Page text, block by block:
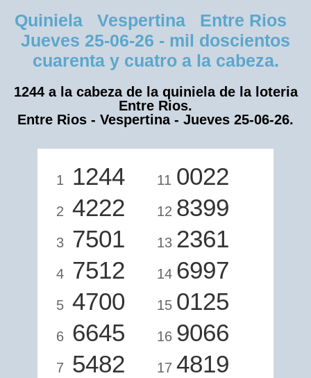
Quiniela Vespertina Entre Rios
Jueves 25-06-26 - mil doscientos
cuarenta y cuatro a la cabeza.
1244 a la cabeza de la quiniela de la loteria
Entre Rios.
Entre Rios - Vespertina - Jueves 25-06-26.
1 1244
2 4222
3 7501
4 7512
5 4700
6 6645
7 5482
11 0022
12 8399
13 2361
14 6997
15 0125
16 9066
17 4819